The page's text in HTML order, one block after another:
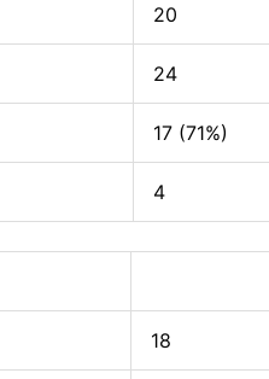
20
24
17 (71%)
4
18